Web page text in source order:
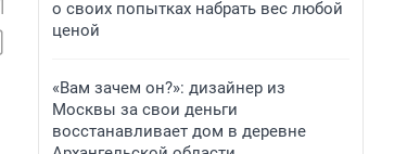
о своих попытках набрать вес любой
ценой
«Вам зачем он?»: дизайнер из
Москвы за свои деньги
восстанавливает дом в деревне